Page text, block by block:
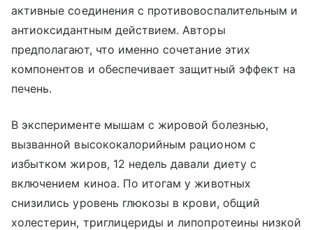
активные соединения с противовоспалительным и
антиоксидантным действием. Авторы
предполагают, что именно сочетание этих
компонентов и обеспечивает защитный эффект на
печень.
В эксперименте мышам с жировой болезнью,
вызванной высококалорийным рационом с
избытком жиров, 12 недель давали диету с
включением киноа. По итогам у животных
снизились уровень глюкозы в крови, общий
холестерин, триглицериды и липопротеины низкой